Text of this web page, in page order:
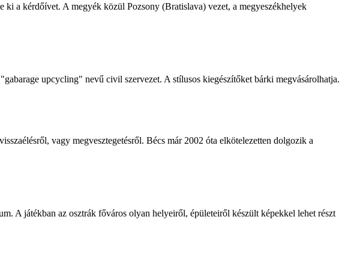
ki a kérdőívet. A megyék közül Pozsony (Bratislava) vezet, a megyeszékhelyek
upcycling" nevű civil szervezet. A stílusos kiegészítőket bárki megvásárolhatja.
vagy megvesztegetésről. Bécs már 2002 óta elkötelezetten dolgozik a
A játékban az osztrák főváros olyan helyeiről, épületeiről készült képekkel lehet részt